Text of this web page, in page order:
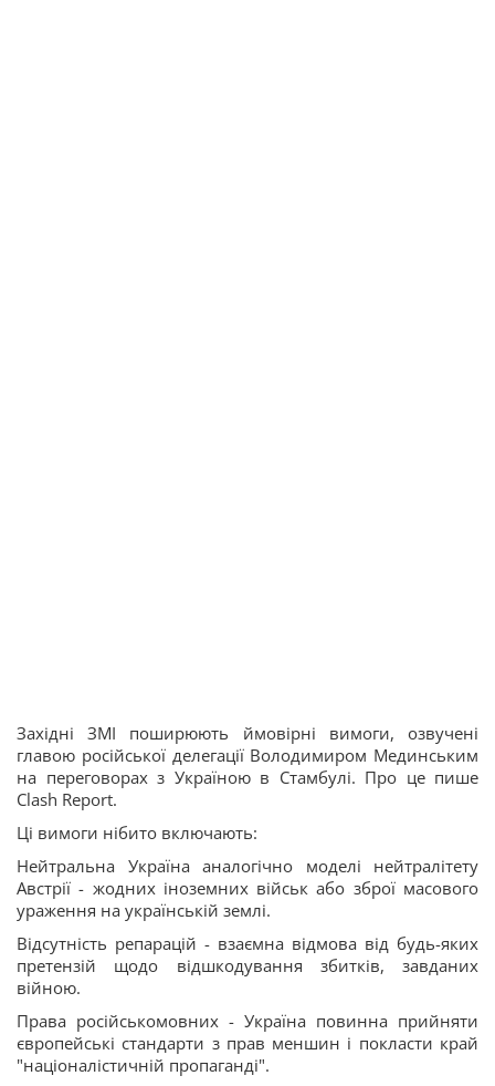
Західні ЗМІ поширюють ймовірні вимоги, озвучені
главою російської делегації Володимиром Мединським
на переговорах з Україною в Стамбулі. Про це пише
Clash Report.
Ці вимоги нібито включають:
Нейтральна Україна аналогічно моделі нейтралітету
Австрії - жодних іноземних військ або зброї масового
ураження на українській землі.
Відсутність репарацій - взаємна відмова від будь-яких
претензій щодо відшкодування збитків, завданих
війною.
Права російськомовних - Україна повинна прийняти
європейські стандарти з прав меншин і покласти край
"націоналістичній пропаганді".